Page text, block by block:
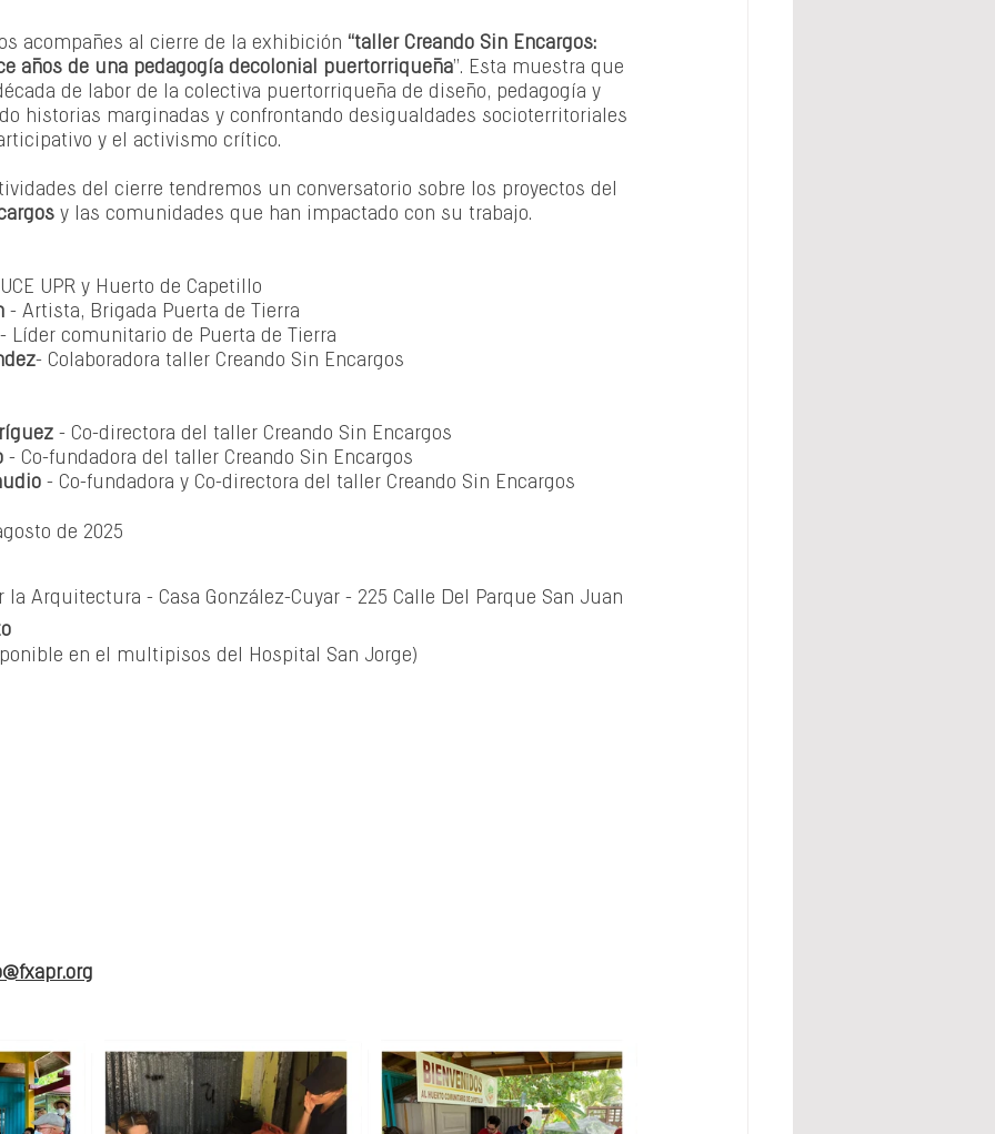
acompañes al cierre de la exhibición “taller Creando Sin Encargos:
años de una pedagogía decolonial puertorriqueña”. Esta muestra que
de labor de la colectiva puertorriqueña de diseño, pedagogía y
historias marginadas y confrontando desigualdades socioterritoriales
y el activismo crítico.
del cierre tendremos un conversatorio sobre los proyectos del
y las comunidades que han impactado con su trabajo.
UPR y Huerto de Capetillo
- Artista, Brigada Puerta de Tierra
- Líder comunitario de Puerta de Tierra
- Colaboradora taller Creando Sin Encargos
- Co-directora del taller Creando Sin Encargos
- Co-fundadora del taller Creando Sin Encargos
- Co-fundadora y Co-directora del taller Creando Sin Encargos
de 2025
la Arquitectura - Casa González-Cuyar - 225 Calle Del Parque San Juan
en el multipisos del Hospital San Jorge)